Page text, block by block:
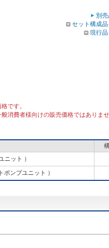
別
セット構成
現行
です。
消費者様向けの販売価格ではありませ
ニット ）
ポンプユニット ）